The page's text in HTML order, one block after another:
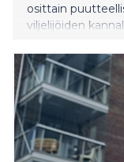
osittain
viljelijöiden
jo vuosia. Kun
päästöt